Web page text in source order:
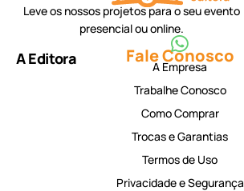
Leve os nossos projetos para o seu evento
presencial ou online.
Fale Conosco
A Editora
A Empresa
Trabalhe Conosco
Como Comprar
Trocas e Garantias
Termos de Uso
Privacidade e Segurança